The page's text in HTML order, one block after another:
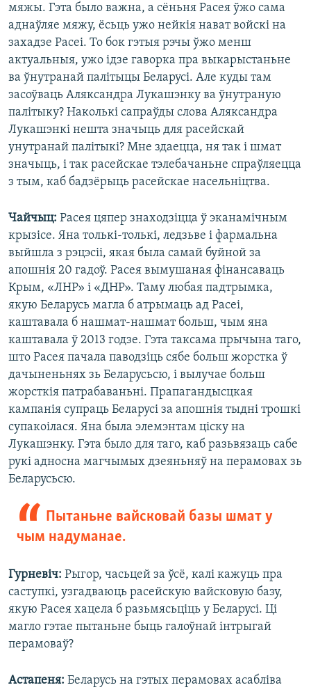
мяжы. Гэта было важна, а сёньня Расея ўжо сама
аднаўляе мяжу, ёсьць ужо нейкія нават войскі на
захадзе Расеі. То бок гэтыя рэчы ўжо менш
актуальныя, ужо ідзе гаворка пра выкарыстаньне
ва ўнутранай палітыцы Беларусі. Але куды там
засоўваць Аляксандра Лукашэнку ва ўнутраную
палітыку? Наколькі сапраўды слова Аляксандра
Лукашэнкі нешта значыць для расейскай
унутранай палітыкі? Мне здаецца, ня так і шмат
значыць, і так расейскае тэлебачаньне спраўляецца
з тым, каб бадзёрыць расейскае насельніцтва.
Чайчыц: Расея цяпер знаходзіцца ў эканамічным
крызісе. Яна толькі-толькі, ледзьве і фармальна
выйшла з рэцэсіі, якая была самай буйной за
апошнія 20 гадоў. Расея вымушаная фінансаваць
Крым, «ЛНР» і «ДНР». Таму любая падтрымка,
якую Беларусь магла б атрымаць ад Расеі,
каштавала б нашмат-нашмат больш, чым яна
каштавала ў 2013 годзе. Гэта таксама прычына таго,
што Расея пачала паводзіць сябе больш жорстка ў
дачыненьнях зь Беларусьсю, і вылучае больш
жорсткія патрабаваньні. Прапагандысцкая
кампанія супраць Беларусі за апошнія тыдні трошкі
супакоілася. Яна была элемэнтам ціску на
Лукашэнку. Гэта было для таго, каб разьвязаць сабе
рукі адносна магчымых дзеяньняў на перамовах зь
Беларусьсю.
Пытаньне вайсковай базы шмат у
чым надуманае.
Гурневіч: Рыгор, часьцей за ўсё, калі кажуць пра
саступкі, узгадваюць расейскую вайсковую базу,
якую Расея хацела б разьмясьціць у Беларусі. Ці
магло гэтае пытаньне быць галоўнай інтрыгай
перамоваў?
Астапеня: Беларусь на гэтых перамовах асабліва